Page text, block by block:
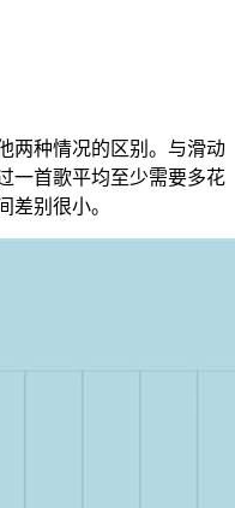
两种情况的区别。与滑动
一首歌平均至少需要多花
差别很小。